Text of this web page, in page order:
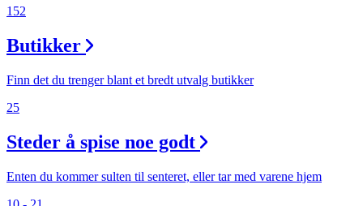
152
Butikker
Finn det du trenger blant et bredt utvalg butikker
25
Steder å spise noe godt
Enten du kommer sulten til senteret, eller tar med varene hjem